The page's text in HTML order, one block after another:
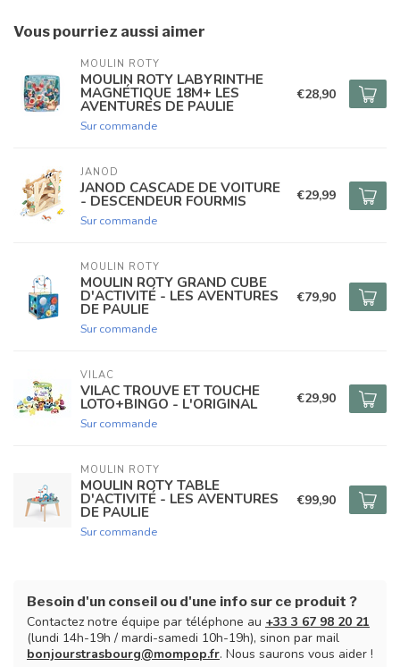
Vous pourriez aussi aimer
MOULIN ROTY
MOULIN ROTY LABYRINTHE
MAGNÉTIQUE 18M+ LES
AVENTURES DE PAULIE
Sur commande
€28,90
JANOD
JANOD CASCADE DE VOITURE
- DESCENDEUR FOURMIS
Sur commande
€29,99
MOULIN ROTY
MOULIN ROTY GRAND CUBE
D'ACTIVITÉ - LES AVENTURES
DE PAULIE
Sur commande
€79,90
VILAC
VILAC TROUVE ET TOUCHE
LOTO+BINGO - L'ORIGINAL
Sur commande
€29,90
MOULIN ROTY
MOULIN ROTY TABLE
D'ACTIVITÉ - LES AVENTURES
DE PAULIE
Sur commande
€99,90
Besoin d'un conseil ou d'une info sur ce produit ?
Contactez notre équipe par téléphone au +33 3 67 98 20 21
(lundi 14h-19h / mardi-samedi 10h-19h), sinon par mail
bonjourstrasbourg@mompop.fr. Nous saurons vous aider !